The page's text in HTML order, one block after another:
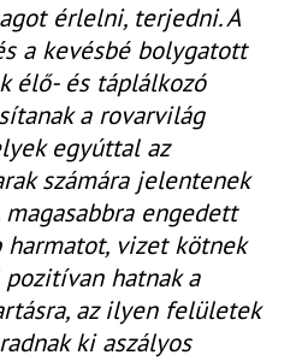
érlelni, terjedni. A
a kevésbé bolygatott
élő- és táplálkozó
a rovarvilág
egyúttal az
számára jelentenek
engedett
harmatot, vizet kötnek
hatnak a
az ilyen felületek
ki aszályos